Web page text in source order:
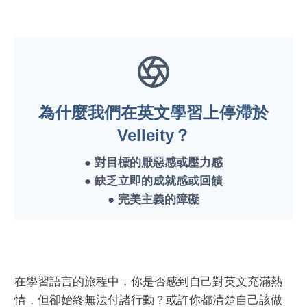
為什麼我們在英文學習上停滯於
Velleity？
● 對目標的厭惡感或壓力感
● 缺乏立即的成就感或回饋
● 完美主義的障礙
在學習語言的旅程中，你是否感到自己對英文充滿熱
情，但卻始終無法付諸行動？或許你都清楚自己該做